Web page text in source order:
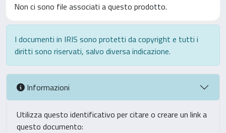
Non ci sono file associati a questo prodotto.
I documenti in IRIS sono protetti da copyright e tutti i
diritti sono riservati, salvo diversa indicazione.
Informazioni
Utilizza questo identificativo per citare o creare un link a
questo documento: